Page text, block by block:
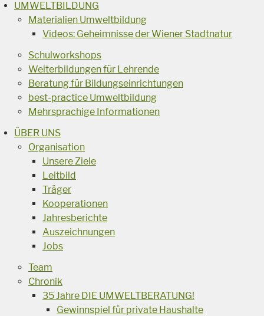
UMWELTBILDUNG
Materialien Umweltbildung
Videos: Geheimnisse der Wiener Stadtnatur
Schulworkshops
Weiterbildungen für Lehrende
Beratung für Bildungseinrichtungen
best-practice Umweltbildung
Mehrsprachige Informationen
ÜBER UNS
Organisation
Unsere Ziele
Leitbild
Träger
Kooperationen
Jahresberichte
Auszeichnungen
Jobs
Team
Chronik
35 Jahre DIE UMWELTBERATUNG!
Gewinnspiel für private Haushalte